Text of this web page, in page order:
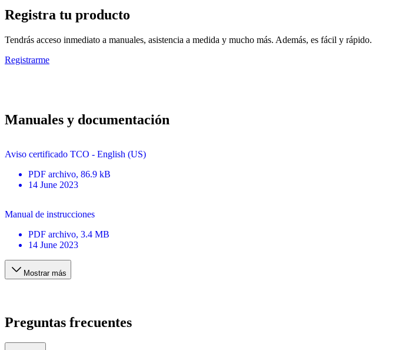
Registra tu producto
Tendrás acceso inmediato a manuales, asistencia a medida y mucho más. Además, es fácil y rápido.
Registrarme
Manuales y documentación
Aviso certificado TCO - English (US)
PDF archivo, 86.9 kB
14 June 2023
Manual de instrucciones
PDF archivo, 3.4 MB
14 June 2023
Mostrar más
Preguntas frecuentes